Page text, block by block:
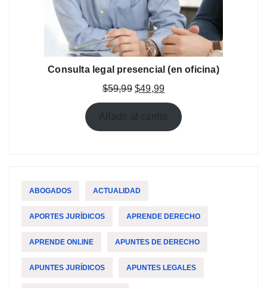
Consulta legal presencial (en oficina)
$59,99 El
precio
original
$49,99El
precio
actual
es:
Añadir al carrito
ABOGADOS ACTUALIDAD
APORTES JURÍDICOS APRENDE DERECHO
APRENDE ONLINE APUNTES DE DERECHO
APUNTES JURÍDICOS APUNTES LEGALES